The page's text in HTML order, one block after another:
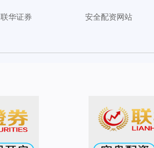
联华证券 安全配资网站